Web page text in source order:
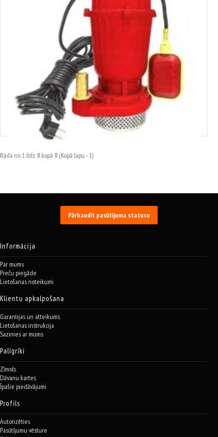
VERKE sūknis
58.75€
Rāda no 1 līdz 8 kopā 8 (Kopā lapu - 1)
Pārbaudīt pasūtījuma statusu
Informācija
Par mums
Preču piegāde
Lietošanas noteikumi
Klientu apkalpošana
Garantijas un atteikums
Lietošanas instrukcija
Sazinies ar mums
Palīgrīki
Zīmols
Dāvanu kartes
Īpašie piedāvājumi
Profils
Autorizēties
Pasūtījumu vēsture